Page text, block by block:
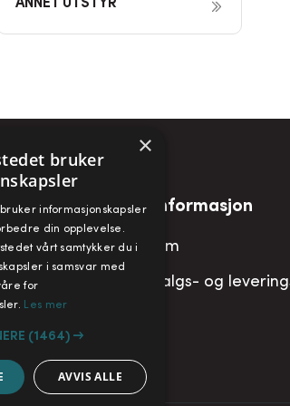
ANNET UTSTYR
konto
Informasjon
Om
Salgs- og
×
bruker
informasjonskapsler
din opplevelse.
vårt samtykker du i
i samsvar med
for
Les mer
(1464) →
AVVIS ALLE